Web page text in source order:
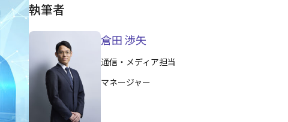
執筆者
倉田 渉矢
通信・メディア担当
マネージャー